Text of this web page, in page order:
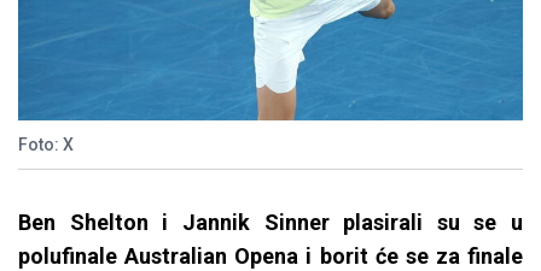
Foto: X
Ben Shelton i Jannik Sinner plasirali su se u
polufinale Australian Opena i borit će se za finale